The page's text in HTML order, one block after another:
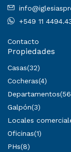
+549 11
Contacto
Propiedades
Casas(32)
Cocheras(4)
Departamentos
Galpón(3)
Locales
Oficinas(1)
PHs(8)